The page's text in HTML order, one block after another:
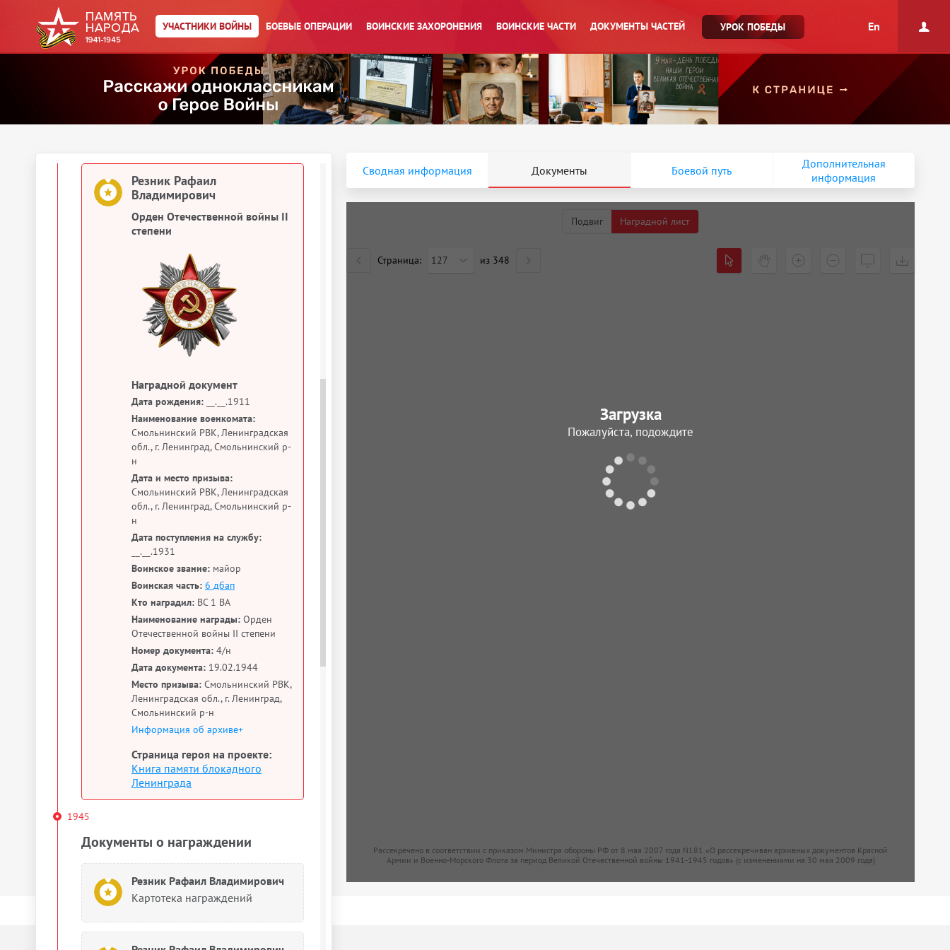
УЧАСТНИКИ ВОЙНЫ БОЕВЫЕ ОПЕРАЦИИ ВОИНСКИЕ ЗАХОРОНЕНИЯ ВОИНСКИЕ ЧАСТИ ДОКУМЕНТЫ ЧАСТЕЙ УРОК ПОБЕДЫ En
Резник Рафаил Владимирович
Орден Отечественной войны II
Резник Рафаил Владимирович
Резник Рафаил
Владимирович
Орден Отечественной войны II
степени
Наградной документ
Дата рождения: __.__.1911
Наименование военкомата:
Смольнинский РВК, Ленинградская
обл., г. Ленинград, Смольнинский р-
н
Дата и место призыва:
Смольнинский РВК, Ленинградская
обл., г. Ленинград, Смольнинский р-
н
Дата поступления на службу:
__.__.1931
Воинское звание: майор
Воинская часть: 6 дбап
Кто наградил: ВС 1 ВА
Наименование награды: Орден
Отечественной войны II степени
Номер документа: 4/н
Дата документа: 19.02.1944
Место призыва: Смольнинский РВК,
Ленинградская обл., г. Ленинград,
Смольнинский р-н
Информация об архиве+
Страница героя на проекте:
Книга памяти блокадного
Ленинграда
1945
Документы о награждении
Резник Рафаил Владимирович
Картотека награждений
Сводная информация Документы Боевой путь
Дополнительная
информация
Подвиг Наградной лист
Страница: 127 из 348
Рассекречено в соответствии с приказом Министра обороны РФ от 8 мая 2007 года N181 «О рассекречиван архивных документов Красной
Армии и Военно-Морского Флота за период Великой Отечественной войны 1941-1945 годов» (с изменениями на 30 мая 2009 года)
Загрузка
Пожалуйста, подождите